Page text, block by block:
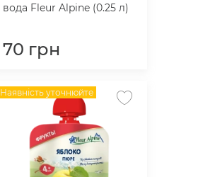
вода Fleur Alpine (0.25 л)
70 грн
Наявність уточнюйте